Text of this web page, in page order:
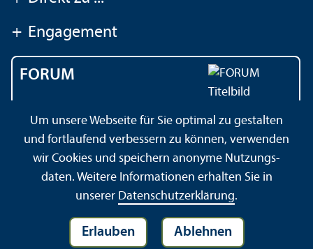
+ Engagement
FORUM
Universität Mannheim
Impressum Datenschutz­erklärung Sitemap
Um unsere Webseite für Sie optimal zu gestalten
und fortlaufend verbessern zu können, verwenden
wir Cookies und speichern anonyme Nutzungs­
daten. Weitere Informationen erhalten Sie in
unserer Datenschutz­erklärung.
Erlauben Ablehnen